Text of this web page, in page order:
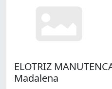
Poço (6)
Prado (5)
ELOTRIZ
Madalena